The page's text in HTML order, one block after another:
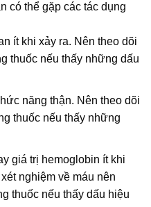
có thể gặp các tác dụng
ít khi xảy ra. Nên theo dõi
thuốc nếu thấy những dấu
năng thận. Nên theo dõi
thuốc nếu thấy những
giá trị hemoglobin ít khi
nghiệm về máu nên
thuốc nếu thấy dấu hiệu